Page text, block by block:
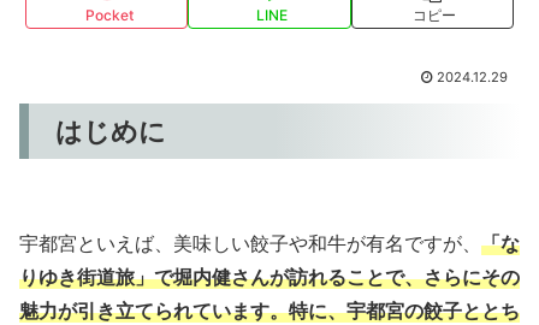
Pocket LINE コピー
2024.12.29
はじめに
宇都宮といえば、美味しい餃子や和牛が有名ですが、 「な
りゆき街道旅」で堀内健さんが訪れることで、さらにその
魅力が引き立てられています。特に、宇都宮の餃子ととち